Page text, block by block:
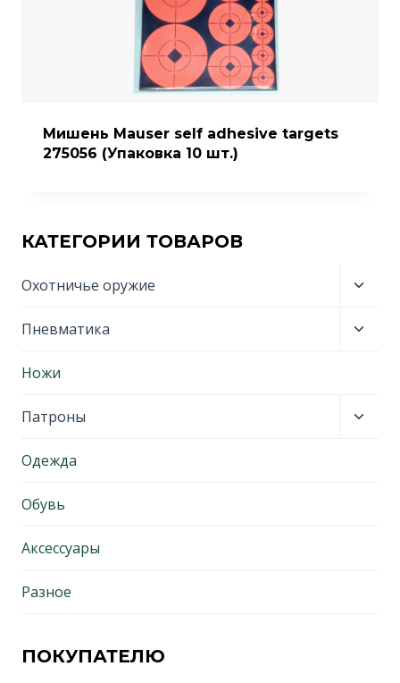
Мишень Mauser self adhesive targets
275056 (Упаковка 10 шт.)
КАТЕГОРИИ ТОВАРОВ
Охотничье оружие
меню
Пневматика
Ножи
Патроны
Одежда
Обувь
Аксессуары
Разное
ПОКУПАТЕЛЮ